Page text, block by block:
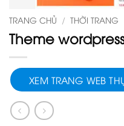
TRANG CHỦ / THỜI TRANG
Theme
XEM TRANG WEB